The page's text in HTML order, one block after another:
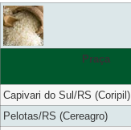
Praça
Capivari do Sul/RS (Coripil)
Pelotas/RS (Cereagro)